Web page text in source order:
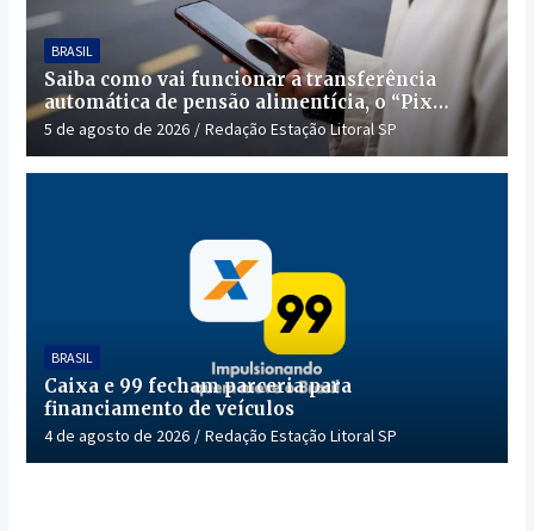
BRASIL
Saiba como vai funcionar a transferência
automática de pensão alimentícia, o “Pix
Pensão”
5 de agosto de 2026 Redação Estação Litoral SP
BRASIL
Caixa e 99 fecham parceria para
financiamento de veículos
4 de agosto de 2026 Redação Estação Litoral SP